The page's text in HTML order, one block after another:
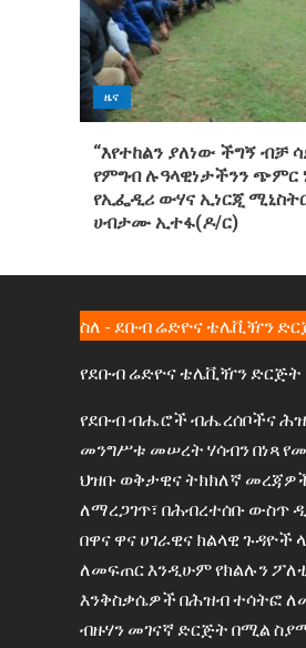
ዜና
“እየተከልን ያለነው ችግኝ ብቻ
የምግብ ሉዓላዊነታችንን ጭምር
የኢፌዲሪ ውሃና ኢነርጂ
ሀብታሙ ኢተፋ(ዶ/ር)
ስለ - ደቡብ ሬድዮና ቴሌቪዥን
የደቡብ ሬድዮና ቴሌቪዥን ድርጅት
የደቡብ ብሔሮች ብሔረሰቦችና
መንግሥቱ መሠረት ሃሳብን በነጻ
ህዝቡ ወቅታዊና ትክክለኛ
ለማረጋገጥ፣ በሕብረተሰቡ ውስጥ
በዋና ዋና ሀገራዊና ክልላዊ
ለመፍጠር እንዲሁም የክልሉን
እንቅስቃሴዎች በሕዝብ ተሳትፎ
ብዙሃን መገናኛ ድርጅት በሚል